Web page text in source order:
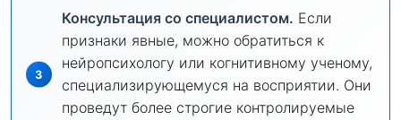
Консультация со специалистом. Если
признаки явные, можно обратиться к
нейропсихологу или когнитивному ученому,
специализирующемуся на восприятии. Они
проведут более строгие контролируемые